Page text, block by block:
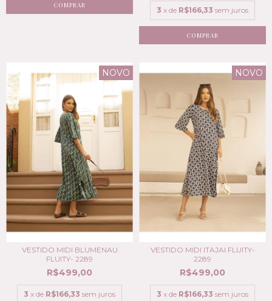
COMPRAR
3 x de R$166,33 sem juros
COMPRAR
NOVO
VESTIDO MIDI BLUMENAU
FLUITY- 2289
R$499,00
3 x de R$166,33 sem juros
NOVO
VESTIDO MIDI ITAJAI FLUITY-
2289
R$499,00
3 x de R$166,33 sem juros